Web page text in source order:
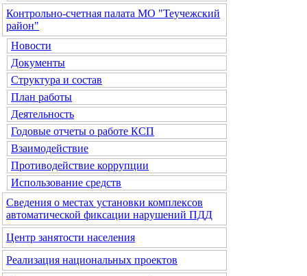
Контрольно-счетная палата МО "Теучежский
район"
Новости
Документы
Структура и состав
План работы
Деятельность
Годовые отчеты о работе КСП
Взаимодействие
Противодействие коррупции
Использование средств
Сведения о местах установки комплексов
автоматической фиксации нарушений ПДД
Центр занятости населения
Реализация национальных проектов